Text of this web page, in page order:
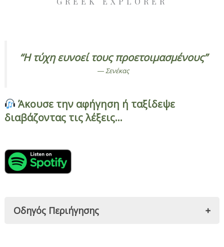
“Η τύχη ευνοεί τους προετοιμασμένους”
― Σενέκας
Άκουσε την αφήγηση ή ταξίδεψε
διαβάζοντας τις λέξεις…
Οδηγός Περιήγησης